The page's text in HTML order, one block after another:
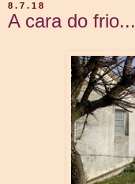
8.7.18
A cara do frio...